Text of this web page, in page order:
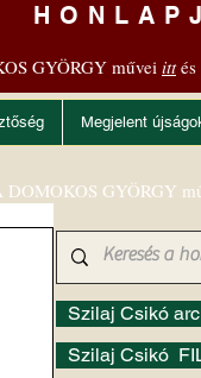
GYÖRGY művei ittés
Megjelent
Szilaj Csikó
Szilaj Csikó
DOMOKOS GYÖRGY